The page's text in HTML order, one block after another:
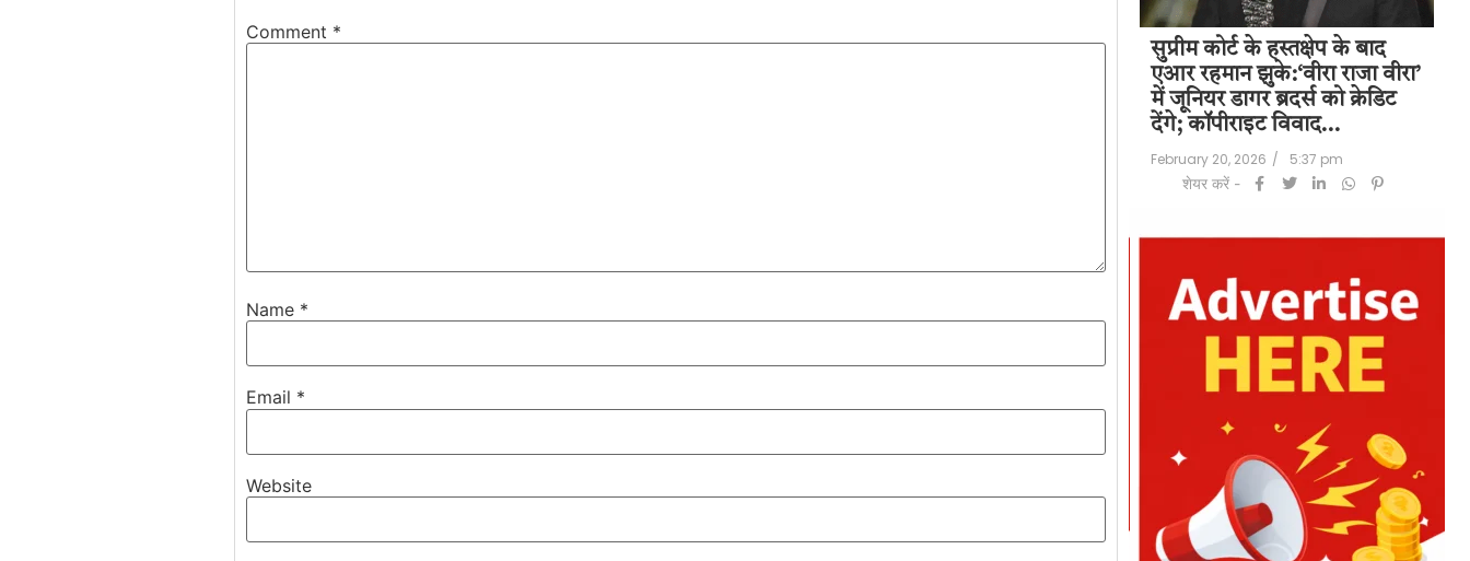
Comment *
Name *
Email *
Website
सुप्रीम कोर्ट के हस्तक्षेप के बाद
शिल्पा शेट्टी के पति राज कुंद्रा को
सुप्रीम कोर्ट के हस्तक्षेप के बाद
एआर रहमान झुके:‘वीरा राजा वीरा’
में जूनियर डागर ब्रदर्स को क्रेडिट
देंगे; कॉपीराइट विवाद…
February 20, 2026 /
5:37 pm
शेयर करें -